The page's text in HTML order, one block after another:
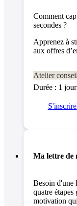
Comment
secondes ?
Apprenez à
aux offres
Atelier
Durée : 1
S'inscrire
Ma lettre de
Besoin d'une
quatre étapes
motivation